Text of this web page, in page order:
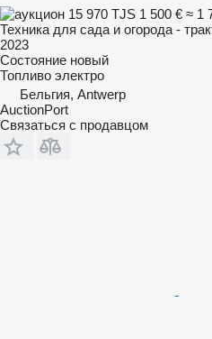
15 970 TJS 1 500 € ≈ 1
Техника для сада и огорода -
2023
Состояние новый
Топливо электро
Бельгия, Antwerp
AuctionPort
Связаться с продавцом